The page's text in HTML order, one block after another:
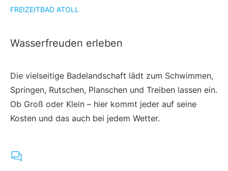
FREIZEITBAD ATOLL
Wasserfreuden erleben
Die vielseitige Badelandschaft lädt zum Schwimmen,
Springen, Rutschen, Planschen und Treiben lassen ein.
Ob Groß oder Klein – hier kommt jeder auf seine
Kosten und das auch bei jedem Wetter.